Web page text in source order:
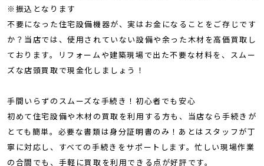
※振込となります
不要になった住宅設備機器が、実はお金になることをご存じです
か？当店では、使用されていない設備や余った木材を高価買取し
ております。リフォームや建築現場で出た不要な材料を、スムー
ズな店頭買取で現金化しましょう！
手間いらずのスムーズな手続き！初心者でも安心
初めて住宅設備や木材の買取を利用する方も、当店なら手続きが
とても簡単。必要な書類は身分証明書のみ！あとはスタッフが丁
寧に対応し、すべての手続きをサポートします。忙しい現場作業
の合間でも、手軽に買取を利用できる点が好評です。